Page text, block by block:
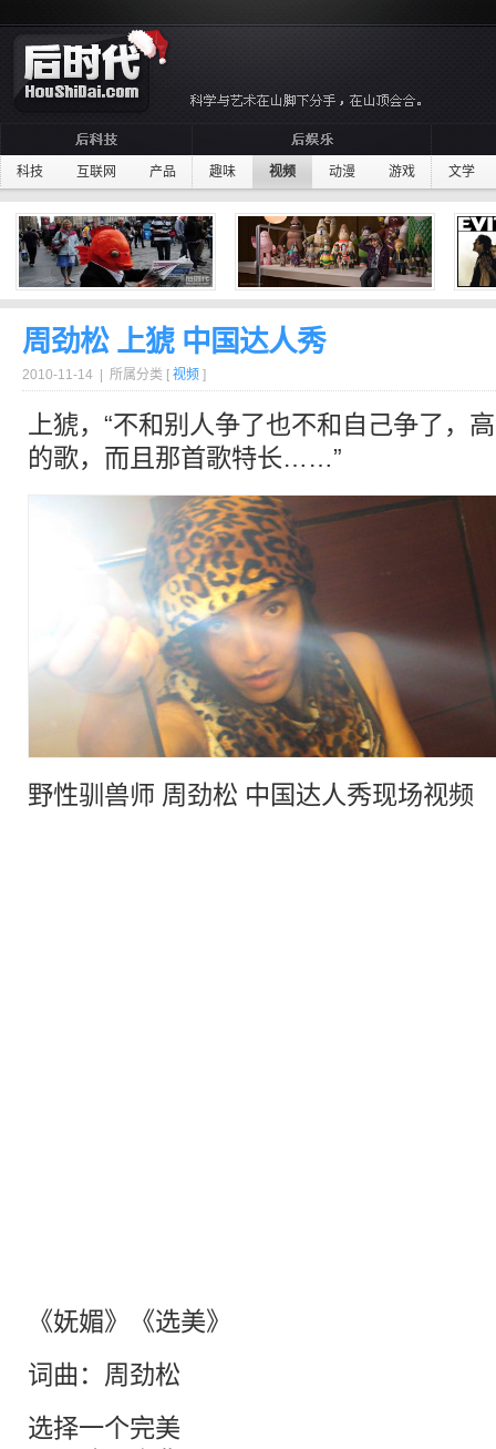
科技 互联网 产品 趣味 视频 动漫 游戏 文学
周劲松 上猇 中国达人秀
2010-11-14 | 所属分类 [ 视频 ]
上猇，“不和别人争了也不和自己争了，
的歌，而且那首歌特长……”
野性驯兽师 周劲松 中国达人秀现场视频
《妩媚》《选美》
词曲：周劲松
选择一个完美